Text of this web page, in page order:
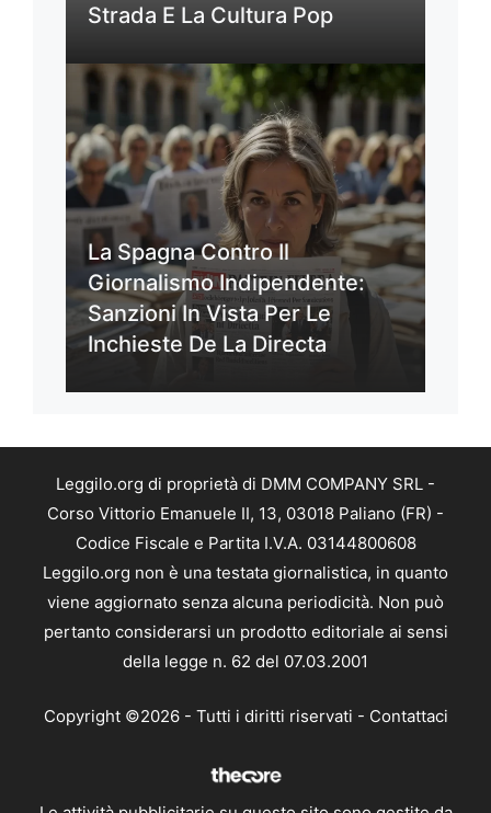
Strada E La Cultura Pop
La Spagna Contro Il
Giornalismo Indipendente:
Sanzioni In Vista Per Le
Inchieste De La Directa
Leggilo.org di proprietà di DMM COMPANY SRL -
Corso Vittorio Emanuele II, 13, 03018 Paliano (FR) -
Codice Fiscale e Partita I.V.A. 03144800608
Leggilo.org non è una testata giornalistica, in quanto
viene aggiornato senza alcuna periodicità. Non può
pertanto considerarsi un prodotto editoriale ai sensi
della legge n. 62 del 07.03.2001
Copyright ©2026 - Tutti i diritti riservati - Contattaci